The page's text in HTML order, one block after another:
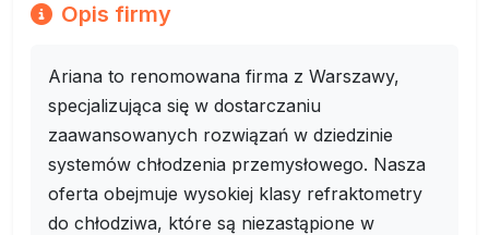
Opis firmy
Ariana to renomowana firma z Warszawy,
specjalizująca się w dostarczaniu
zaawansowanych rozwiązań w dziedzinie
systemów chłodzenia przemysłowego. Nasza
oferta obejmuje wysokiej klasy refraktometry
do chłodziwa, które są niezastąpione w